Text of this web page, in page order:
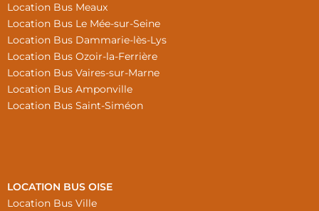
Location Bus Meaux
Location Bus Le Mée-sur-Seine
Location Bus Dammarie-lès-Lys
Location Bus Ozoir-la-Ferrière
Location Bus Vaires-sur-Marne
Location Bus Amponville
Location Bus Saint-Siméon
LOCATION BUS OISE
Location Bus Ville